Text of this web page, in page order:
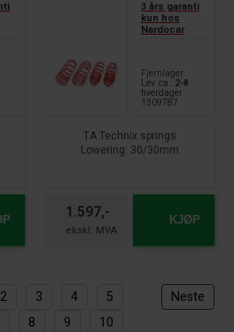
3 års garanti
kun hos
Nardocar
Fjernlager
Lev. ca.:
2-8
hverdager
1309787
TA Technix springs
Lowering: 30/30mm
Toyota Supra Type DB-JTSC
2.0l - 145+190kW
Year of manufacture 2019 -
1.597,- KJØP
2 3 4
5
8 9
10
Neste